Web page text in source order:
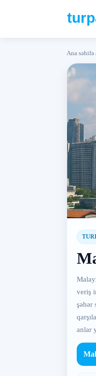
Ana səhifə
veriş
şəhər
anlar